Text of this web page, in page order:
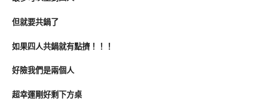
但就要共鍋了
如果四人共鍋就有點擠！！！
好險我們是兩個人
超幸運剛好剩下方桌